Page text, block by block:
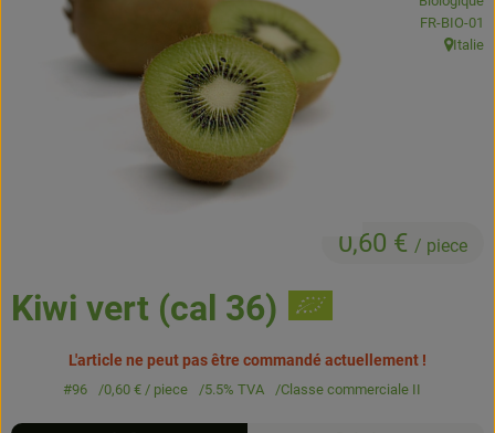
Boissons
Accessoires et divers
Cosmétique et hygiène
Kiwi vert (cal 36)
0,60 € / piece
, Autorité
FR-BIO-01
,
Italie
L'article ne peut pas être commandé actuellement !
#96 0,60 € / piece 5.5% TVA Classe commerciale II